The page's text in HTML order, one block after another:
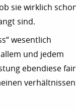
sie wirklich
sind.
wesentlich
und jedem
ebendiese